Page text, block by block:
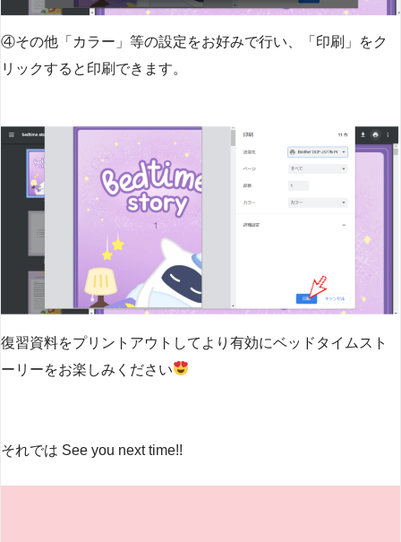
④その他「カラー」等の設定をお好みで行い、「印刷」をク
リックすると印刷できます。
復習資料をプリントアウトしてより有効にベッドタイムスト
ーリーをお楽しみください
それでは See you next time!!